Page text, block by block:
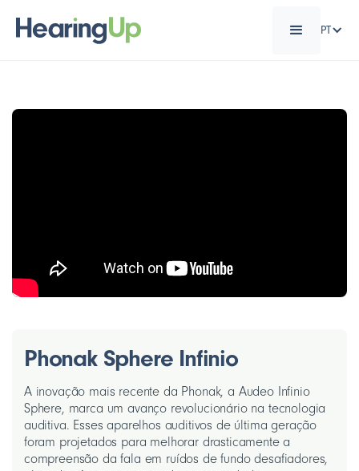
PT
Phonak Sphere Infinio
A inovação mais recente da Phonak, a Audeo Infinio
Sphere, marca um avanço revolucionário na tecnologia
auditiva. Esses aparelhos auditivos de última geração
foram projetados para melhorar drasticamente a
compreensão da fala em ruídos de fundo desafiadores,